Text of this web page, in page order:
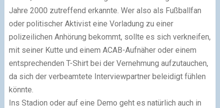
Jahre 2000 zutreffend erkannte. Wer also als Fußballfan
oder politischer Aktivist eine Vorladung zu einer
polizeilichen Anhörung bekommt, sollte es sich verkneifen,
mit seiner Kutte und einem ACAB-Aufnäher oder einem
entsprechenden T-Shirt bei der Vernehmung aufzutauchen,
da sich der verbeamtete Interviewpartner beleidigt fühlen
könnte.
Ins Stadion oder auf eine Demo geht es natürlich auch in